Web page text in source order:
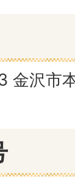
金沢市